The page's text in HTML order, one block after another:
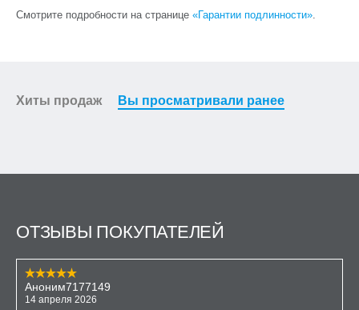
Смотрите подробности на странице «Гарантии подлинности».
Хиты продаж Вы просматривали ранее
ОТЗЫВЫ ПОКУПАТЕЛЕЙ
Аноним7177149
14 апреля 2026